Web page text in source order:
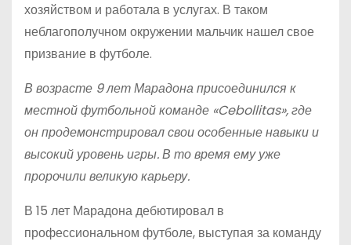
хозяйством и работала в услугах. В таком
неблагополучном окружении мальчик нашел свое
призвание в футболе.
В возрасте 9 лет Марадона присоединился к
местной футбольной команде «Cebollitas», где
он продемонстрировал свои особенные навыки и
высокий уровень игры. В то время ему уже
пророчили великую карьеру.
В 15 лет Марадона дебютировал в
профессиональном футболе, выступая за команду